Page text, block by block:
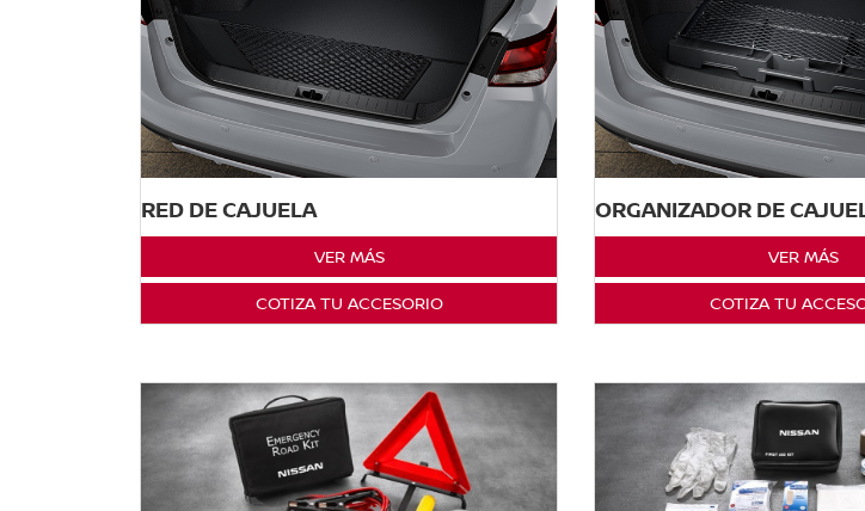
RED DE CAJUELA
VER MÁS
COTIZA TU ACCESORIO
ORGANIZADOR DE
VER MÁS
COTIZA TU